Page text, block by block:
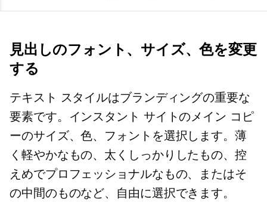
見出しのフォント、サイズ、色を変更
する
テキスト スタイルはブランディングの重要な
要素です。インスタント サイトのメイン コピ
ーのサイズ、色、フォントを選択します。薄
く軽やかなもの、太くしっかりしたもの、控
えめでプロフェッショナルなもの、またはそ
の中間のものなど、自由に選択できます。